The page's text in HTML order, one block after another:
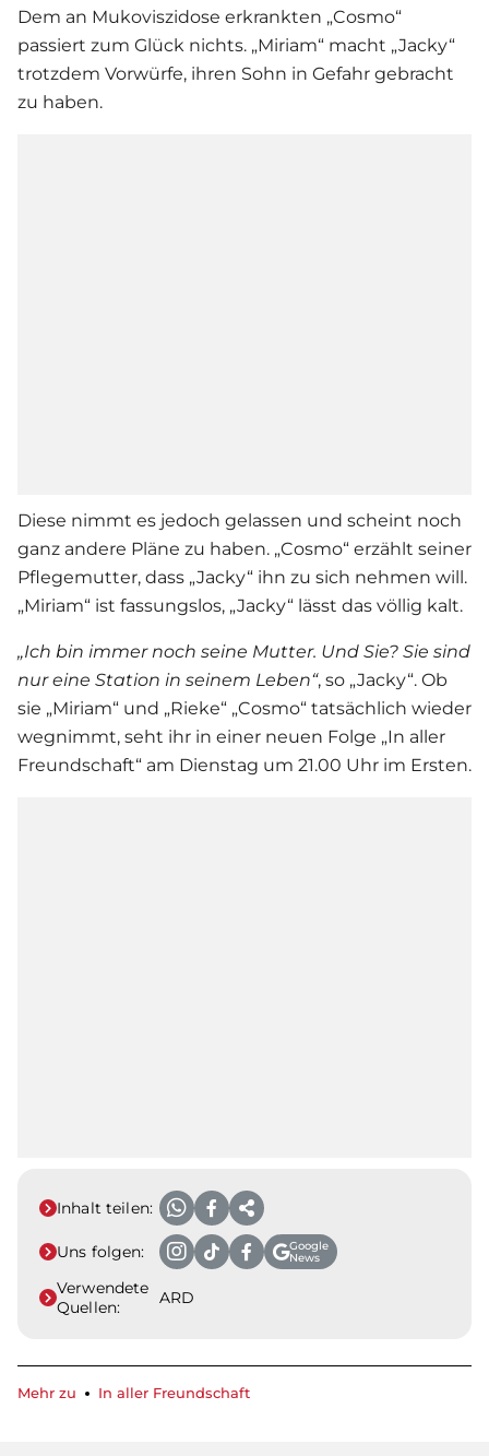
Dem an Mukoviszidose erkrankten „Cosmo“
passiert zum Glück nichts. „Miriam“ macht „Jacky“
trotzdem Vorwürfe, ihren Sohn in Gefahr gebracht
zu haben.
Diese nimmt es jedoch gelassen und scheint noch
ganz andere Pläne zu haben. „Cosmo“ erzählt seiner
Pflegemutter, dass „Jacky“ ihn zu sich nehmen will.
„Miriam“ ist fassungslos, „Jacky“ lässt das völlig kalt.
„Ich bin immer noch seine Mutter. Und Sie? Sie sind
nur eine Station in seinem Leben“, so „Jacky“. Ob
sie „Miriam“ und „Rieke“ „Cosmo“ tatsächlich wieder
wegnimmt, seht ihr in einer neuen Folge „In aller
Freundschaft“ am Dienstag um 21.00 Uhr im Ersten.
Inhalt teilen:
Uns folgen:
Google
News
Verwendete
Quellen:
ARD
Mehr zu In aller Freundschaft